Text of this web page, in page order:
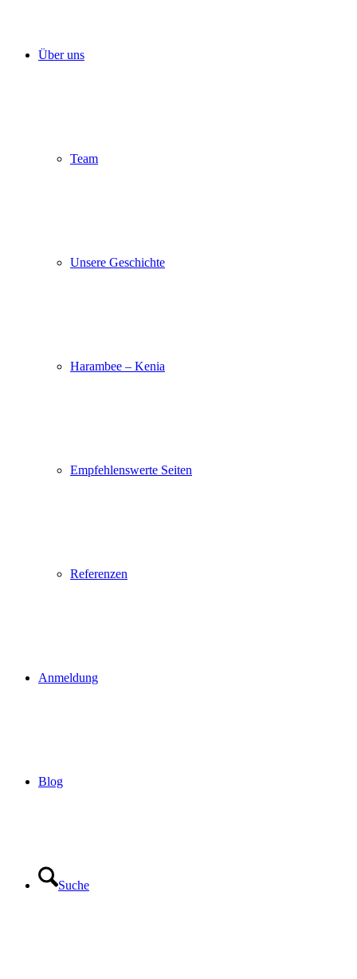
Über uns
Team
Unsere Geschichte
Harambee – Kenia
Empfehlenswerte Seiten
Referenzen
Anmeldung
Blog
Suche